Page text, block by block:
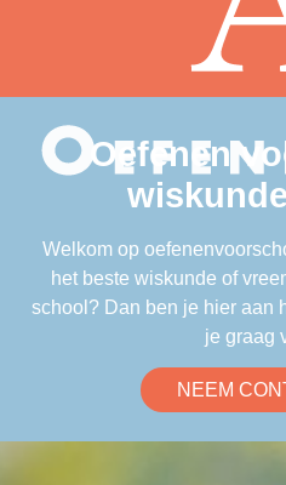
Oefenen
Welkom op
het beste wiskunde of
school? Dan ben je hier aan
je graag
NEEM